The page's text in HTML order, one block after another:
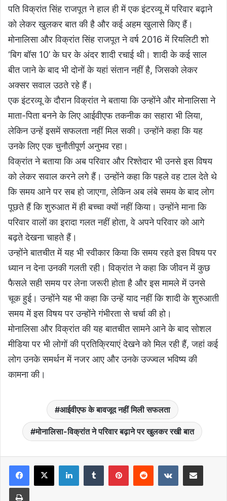
पति विक्रांत सिंह राजपूत ने हाल ही में एक इंटरव्यू में परिवार बढ़ाने
को लेकर खुलकर बात की है और कई अहम खुलासे किए हैं।
मोनालिसा और विक्रांत सिंह राजपूत ने वर्ष 2016 में रियलिटी शो
‘बिग बॉस 10’ के घर के अंदर शादी रचाई थी। शादी के कई साल
बीत जाने के बाद भी दोनों के यहां संतान नहीं है, जिसको लेकर
अक्सर सवाल उठते रहे हैं।
एक इंटरव्यू के दौरान विक्रांत ने बताया कि उन्होंने और मोनालिसा ने
माता-पिता बनने के लिए आईवीएफ तकनीक का सहारा भी लिया,
लेकिन उन्हें इसमें सफलता नहीं मिल सकी। उन्होंने कहा कि यह
उनके लिए एक चुनौतीपूर्ण अनुभव रहा।
विक्रांत ने बताया कि अब परिवार और रिश्तेदार भी उनसे इस विषय
को लेकर सवाल करने लगे हैं। उन्होंने कहा कि पहले वह टाल देते थे
कि समय आने पर सब हो जाएगा, लेकिन अब लंबे समय के बाद लोग
पूछते हैं कि शुरुआत में ही बच्चा क्यों नहीं किया। उन्होंने माना कि
परिवार वालों का इरादा गलत नहीं होता, वे अपने परिवार को आगे
बढ़ते देखना चाहते हैं।
उन्होंने बातचीत में यह भी स्वीकार किया कि समय रहते इस विषय पर
ध्यान न देना उनकी गलती रही। विक्रांत ने कहा कि जीवन में कुछ
फैसले सही समय पर लेना जरूरी होता है और इस मामले में उनसे
चूक हुई। उन्होंने यह भी कहा कि उन्हें याद नहीं कि शादी के शुरुआती
समय में इस विषय पर उन्होंने गंभीरता से चर्चा की हो।
मोनालिसा और विक्रांत की यह बातचीत सामने आने के बाद सोशल
मीडिया पर भी लोगों की प्रतिक्रियाएं देखने को मिल रही हैं, जहां कई
लोग उनके समर्थन में नजर आए और उनके उज्ज्वल भविष्य की
कामना की।
आईवीएफ के बावजूद नहीं मिली सफलता
मोनालिसा-विक्रांत ने परिवार बढ़ाने पर खुलकर रखी बात